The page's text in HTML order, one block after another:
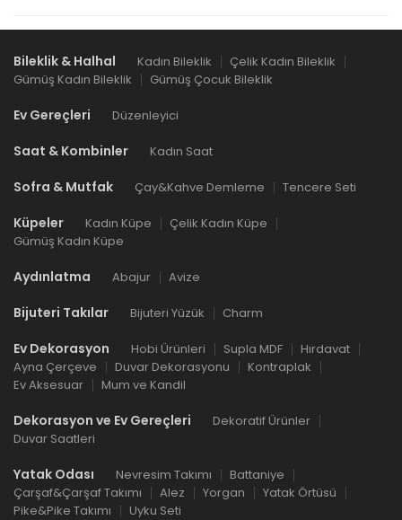
Bileklik & Halhal Kadın Bileklik
Çelik Kadın Bileklik
Gümüş Kadın Bileklik
Gümüş Çocuk Bileklik
Ev Gereçleri Düzenleyici
Saat & Kombinler Kadın Saat
Sofra & Mutfak Çay&Kahve Demleme Tencere Seti
Küpeler Kadın Küpe
Çelik Kadın Küpe
Gümüş Kadın Küpe
Aydınlatma Abajur Avize
Bijuteri Takılar Bijuteri Yüzük Charm
Ev Dekorasyon Hobi Ürünleri Supla MDF
Hırdavat
Ayna Çerçeve
Duvar Dekorasyonu
Kontraplak
Ev Aksesuar
Mum ve Kandil
Dekorasyon ve Ev Gereçleri
Dekoratif Ürünler
Duvar Saatleri
Yatak Odası Nevresim Takımı
Battaniye
Çarşaf&Çarşaf Takımı
Alez Yorgan
Yatak Örtüsü
Pike&Pike Takımı
Uyku Seti